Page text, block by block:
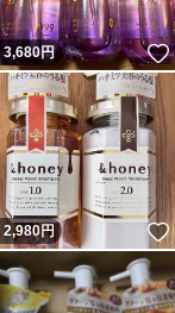
いいね！
3,680円
いいね！
2,980円